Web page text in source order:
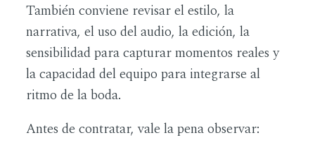
También conviene revisar el estilo, la
narrativa, el uso del audio, la edición, la
sensibilidad para capturar momentos reales y
la capacidad del equipo para integrarse al
ritmo de la boda.
Antes de contratar, vale la pena observar: